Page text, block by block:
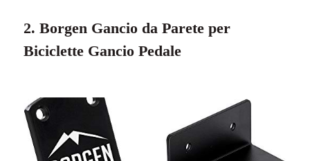
2. Borgen Gancio da Parete per
Biciclette Gancio Pedale